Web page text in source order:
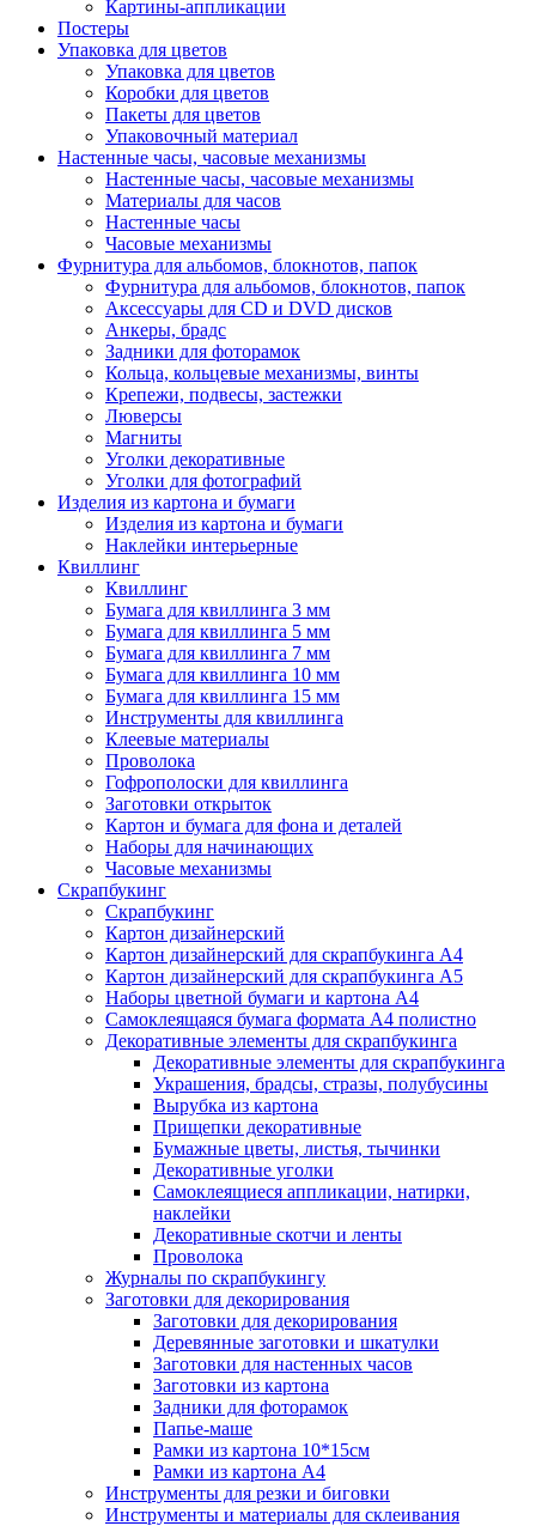
Картины-аппликации
Постеры
Упаковка для цветов
Упаковка для цветов
Коробки для цветов
Пакеты для цветов
Упаковочный материал
Настенные часы, часовые механизмы
Настенные часы, часовые механизмы
Материалы для часов
Настенные часы
Часовые механизмы
Фурнитура для альбомов, блокнотов, папок
Фурнитура для альбомов, блокнотов, папок
Аксессуары для CD и DVD дисков
Анкеры, брадс
Задники для фоторамок
Кольца, кольцевые механизмы, винты
Крепежи, подвесы, застежки
Люверсы
Магниты
Уголки декоративные
Уголки для фотографий
Изделия из картона и бумаги
Изделия из картона и бумаги
Наклейки интерьерные
Квиллинг
Квиллинг
Бумага для квиллинга 3 мм
Бумага для квиллинга 5 мм
Бумага для квиллинга 7 мм
Бумага для квиллинга 10 мм
Бумага для квиллинга 15 мм
Инструменты для квиллинга
Клеевые материалы
Проволока
Гофрополоски для квиллинга
Заготовки открыток
Картон и бумага для фона и деталей
Наборы для начинающих
Часовые механизмы
Скрапбукинг
Скрапбукинг
Картон дизайнерский
Картон дизайнерский для скрапбукинга А4
Картон дизайнерский для скрапбукинга А5
Наборы цветной бумаги и картона А4
Самоклеящаяся бумага формата А4 полистно
Декоративные элементы для скрапбукинга
Декоративные элементы для скрапбукинга
Украшения, брадсы, стразы, полубусины
Вырубка из картона
Прищепки декоративные
Бумажные цветы, листья, тычинки
Декоративные уголки
Самоклеящиеся аппликации, натирки,
наклейки
Декоративные скотчи и ленты
Проволока
Журналы по скрапбукингу
Заготовки для декорирования
Заготовки для декорирования
Деревянные заготовки и шкатулки
Заготовки для настенных часов
Заготовки из картона
Задники для фоторамок
Папье-маше
Рамки из картона 10*15см
Рамки из картона А4
Инструменты для резки и биговки
Инструменты и материалы для склеивания